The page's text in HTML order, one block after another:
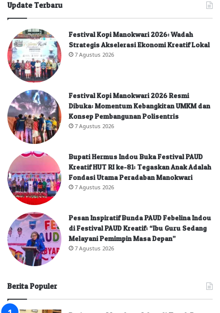
Update Terbaru
Festival Kopi Manokwari 2026: Wadah
Strategis Akselerasi Ekonomi Kreatif Lokal
7 Agustus 2026
Festival Kopi Manokwari 2026 Resmi
Dibuka: Momentum Kebangkitan UMKM dan
Konsep Pembangunan Polisentris
7 Agustus 2026
Bupati Hermus Indou Buka Festival PAUD
Kreatif HUT RI ke-81: Tegaskan Anak Adalah
Fondasi Utama Peradaban Manokwari
7 Agustus 2026
Pesan Inspiratif Bunda PAUD Febelina Indou
di Festival PAUD Kreatif: “Ibu Guru Sedang
Melayani Pemimpin Masa Depan”
7 Agustus 2026
Berita Populer